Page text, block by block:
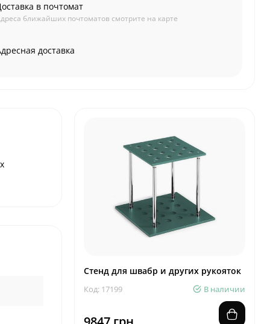
в почтомат
ближайших почтоматов смотрите на карте
доставка
Стенд для швабр и других рукояток
Код: 17199 В наличии